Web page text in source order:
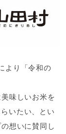
より「令和の
味しいお米を
いたい、とい
想いに賛同し